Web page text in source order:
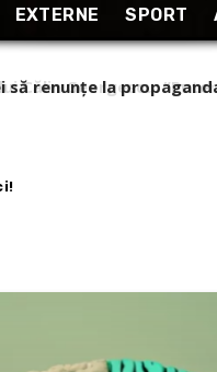
EXTERNE SPORT
Georgescu: